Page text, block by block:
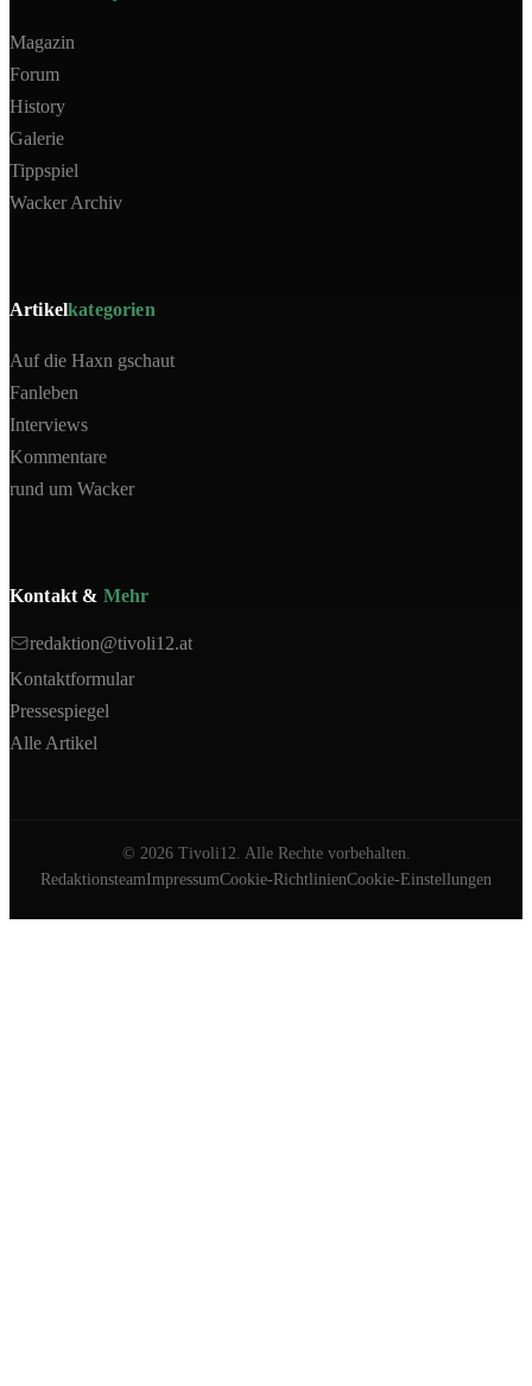
Magazin
Forum
History
Galerie
Tippspiel
Wacker Archiv
Artikelkategorien
Auf die Haxn gschaut
Fanleben
Interviews
Kommentare
rund um Wacker
Kontakt & Mehr
redaktion@tivoli12.at
Kontaktformular
Pressespiegel
Alle Artikel
© 2026Tivoli12. Alle Rechte vorbehalten.
RedaktionsteamImpressumCookie-RichtlinienCookie-Einstellungen